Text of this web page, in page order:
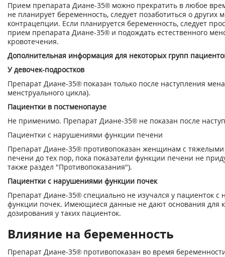
Прием препарата Диане-35® можно прекратить в любое
не планирует беременность, следует позаботиться о других
контрацепции. Если планируется беременность, следует
прием препарата Диане-35® и подождать естественного
кровотечения.
Дополнительная информация для некоторых групп
У девочек-подростков
Препарат Диане-35® показан только после наступления
менструального цикла).
Пациентки в постменопаузе
Не применимо. Препарат Диане-35® не показан после
Пациентки с нарушениями функции печени
Препарат Диане-35® противопоказан женщинам с
печени до тех пор, пока показатели функции печени не
также раздел "Противопоказания").
Пациентки с нарушениями функции почек
Препарат Диане-35® специально не изучался у пациенток
функции почек. Имеющиеся данные не дают основания для
дозирования у таких пациенток.
Влияние на беременность
Препарат Диане-35® противопоказан во время